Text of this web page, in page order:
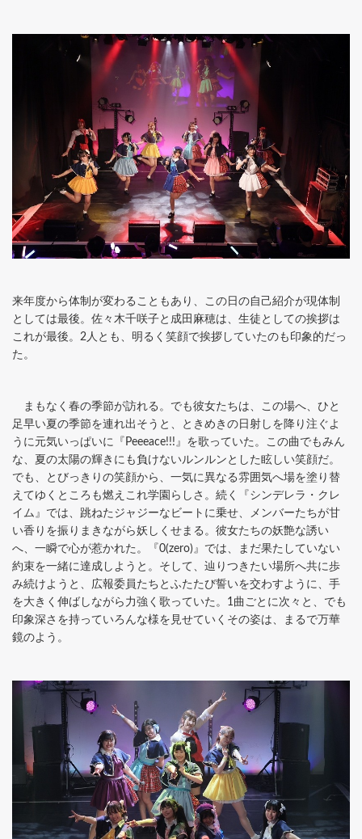
来年度から体制が変わることもあり、この日の自己紹介が現体制
としては最後。佐々木千咲子と成田麻穂は、生徒としての挨拶は
これが最後。2人とも、明るく笑顔で挨拶していたのも印象的だっ
た。
まもなく春の季節が訪れる。でも彼女たちは、この場へ、ひと
足早い夏の季節を連れ出そうと、ときめきの日射しを降り注ぐよ
うに元気いっぱいに『Peeeace!!!』を歌っていた。この曲でもみん
な、夏の太陽の輝きにも負けないルンルンとした眩しい笑顔だ。
でも、とびっきりの笑顔から、一気に異なる雰囲気へ場を塗り替
えてゆくところも燃えこれ学園らしさ。続く『シンデレラ・クレ
イム』では、跳ねたジャジーなビートに乗せ、メンバーたちが甘
い香りを振りまきながら妖しくせまる。彼女たちの妖艶な誘い
へ、一瞬で心が惹かれた。『0(zero)』では、まだ果たしていない
約束を一緒に達成しようと。そして、辿りつきたい場所へ共に歩
み続けようと、広報委員たちとふたたび誓いを交わすように、手
を大きく伸ばしながら力強く歌っていた。1曲ごとに次々と、でも
印象深さを持っていろんな様を見せていくその姿は、まるで万華
鏡のよう。